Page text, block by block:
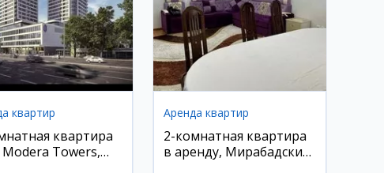
квартир
квартира
Towers,
Аренда квартир
2-комнатная квартира
в аренду, Мирабадский